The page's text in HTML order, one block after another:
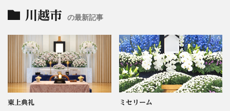
川越市 の最新記事
東上典礼 ミセリーム